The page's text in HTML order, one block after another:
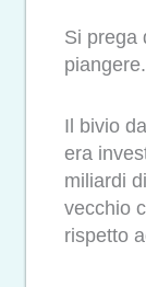
Si prega
piangere.
Il bivio
era
miliardi
vecchio
rispetto